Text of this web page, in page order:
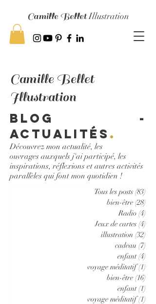
Camille BelletIllustration
Camille Bellet
Illustration
Blog -
Actualités .
Découvrez mon actualité, les
ouvrages auxquels j'ai participé, les
inspirations, réflexions et autres activités
parallèles qui font mon quotidien !
Tous les posts (83)
bien-être (28)
Radio (4)
Jeux de cartes (4)
illustration (32)
cadeau (7)
enfant (4)
voyage méditatif (1)
bien-être (16)
enfant (1)
voyage méditatif (1)